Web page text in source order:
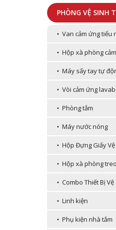
PHÒNG VỆ SINH
• Van cảm ứng tiểu
• Hộp xà phòng
• Máy sấy tay tự
• Vòi cảm ứng
• Phòng tắm
• Máy nước nóng
• Hộp Đựng Giấy
• Hộp xà phòng
• Combo Thiết Bị Vệ
• Linh kiện
• Phụ kiện nhà tắm